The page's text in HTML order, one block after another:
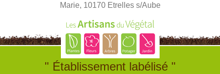
Marie, 10170 Etrelles s/Aube
" Établissement labélisé "